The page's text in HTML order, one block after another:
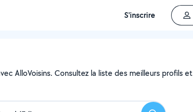
S'inscrire
AlloVoisins. Consultez la liste des meilleurs profils et